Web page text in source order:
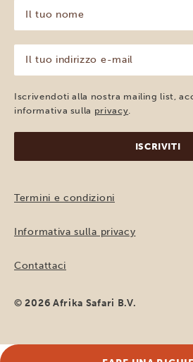
tuo
nome
(Obbligatorio)
tuo
indirizzo
e-
mail
Iscrivendoti alla nostra mailing list,
informativa sulla privacy.
Termini e condizioni
Informativa sulla privacy
Contattaci
© 2026 Afrika Safari B.V.